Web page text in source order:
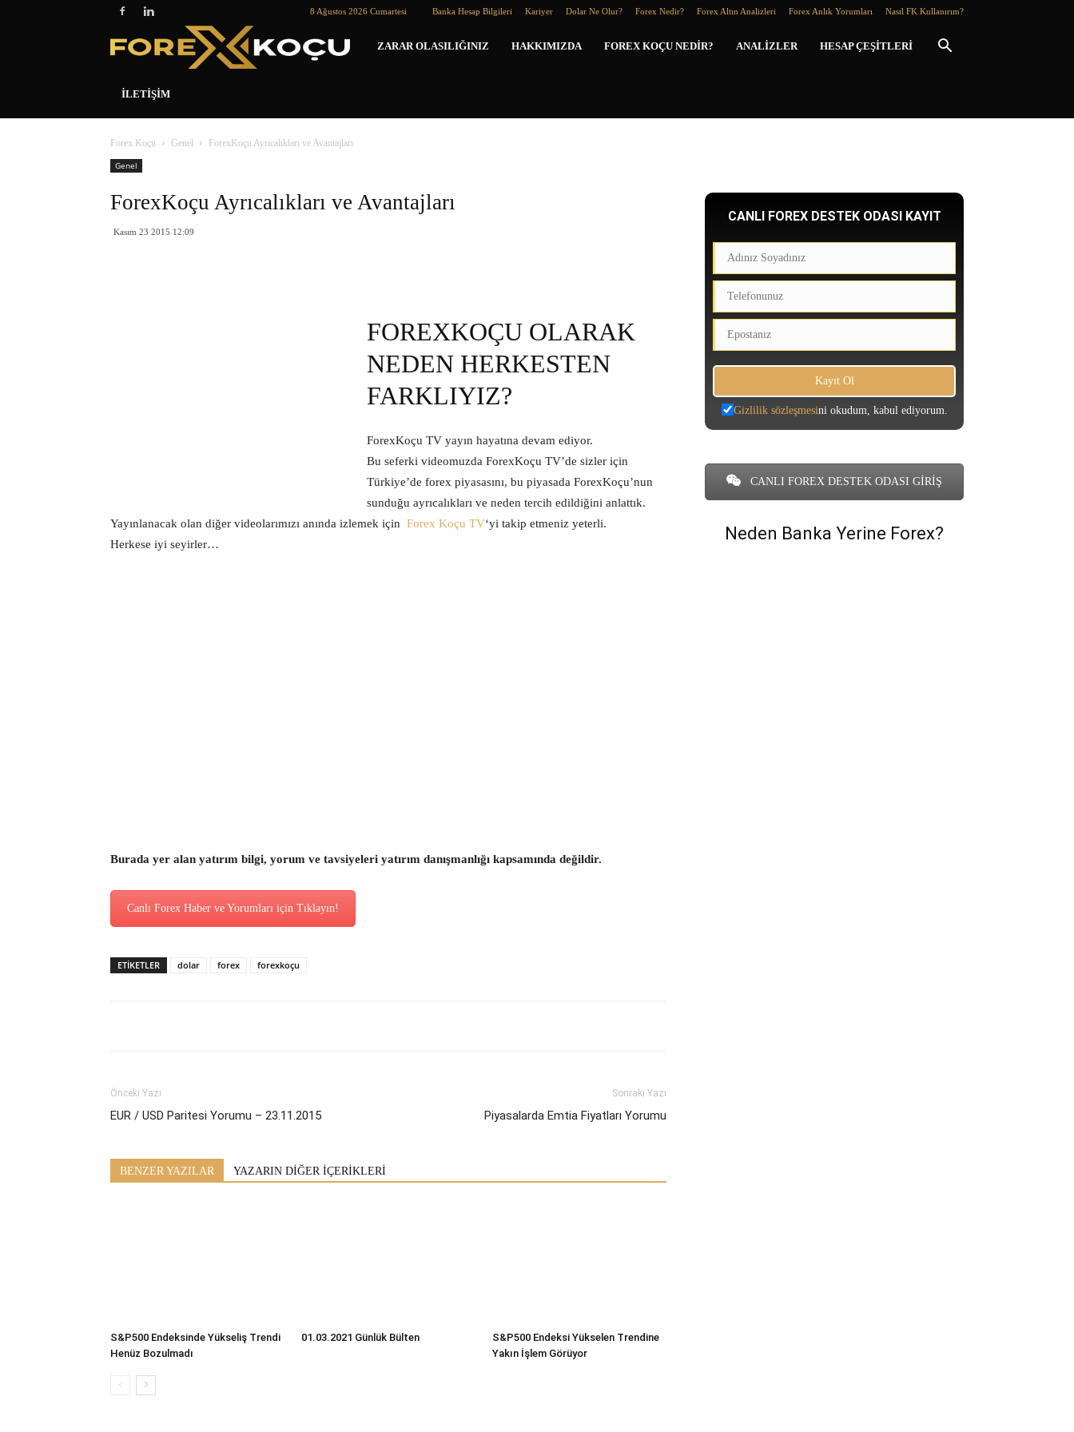
8 Ağustos 2026 Cumartesi Banka Hesap Bilgileri Kariyer Dolar Ne Olur? Forex Nedir? Forex Altın Analizleri Forex Anlık Yorumları Nasıl FK Kullanırım?
Forex
ZARAR OLASILIĞINIZ HAKKIMIZDA FOREX KOÇU NEDIR? ANALIZLER HESAP ÇEŞITLERI
İLETIŞIM
Forex Koçu Genel
ForexKoçu Ayrıcalıkları ve Avantajları
Genel
ForexKoçu Ayrıcalıkları ve Avantajları
Kasım 23 2015 12:09
FOREXKOÇU OLARAK
NEDEN HERKESTEN
FARKLIYIZ?
ForexKoçu TV yayın hayatına devam ediyor.
Bu seferki videomuzda ForexKoçu TV’de sizler için
Türkiye’de forex piyasasını, bu piyasada ForexKoçu’nun
sunduğu ayrıcalıkları ve neden tercih edildiğini anlattık.
Yayınlanacak olan diğer videolarımızı anında izlemek için Forex Koçu TV‘yi takip etmeniz yeterli.
Herkese iyi seyirler…
Burada yer alan yatırım bilgi, yorum ve tavsiyeleri yatırım danışmanlığı kapsamında değildir.
Canlı Forex Haber ve Yorumları için Tıklayın!
ETİKETLER dolar forex forexkoçu
Önceki Yazı
EUR / USD Paritesi Yorumu – 23.11.2015
Sonraki Yazı
Piyasalarda Emtia Fiyatları Yorumu
BENZER YAZILAR YAZARIN DİĞER İÇERİKLERİ
S&P500 Endeksinde Yükseliş Trendi
Henüz Bozulmadı
01.03.2021 Günlük Bülten
S&P500 Endeksi Yükselen Trendine
Yakın İşlem Görüyor
CANLI FOREX DESTEK ODASI KAYIT
Gizlilik sözleşmesini okudum, kabul ediyorum.
CANLI FOREX DESTEK ODASI GİRİŞ
Neden Banka Yerine Forex?